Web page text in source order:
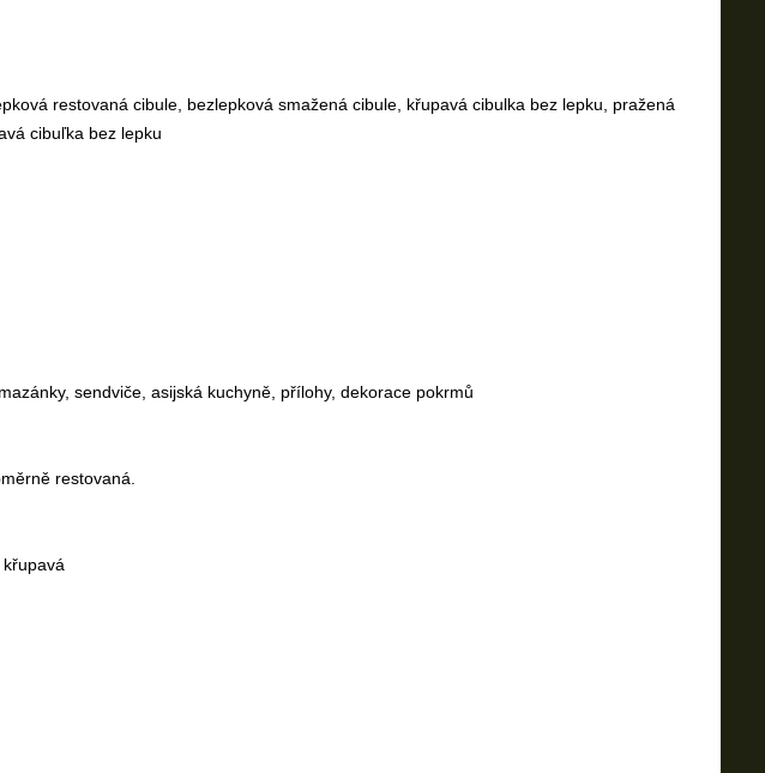
restovaná cibule, bezlepková smažená cibule, křupavá cibulka bez lepku, pražená
cibuľka bez lepku
sendviče, asijská kuchyně, přílohy, dekorace pokrmů
restovaná.